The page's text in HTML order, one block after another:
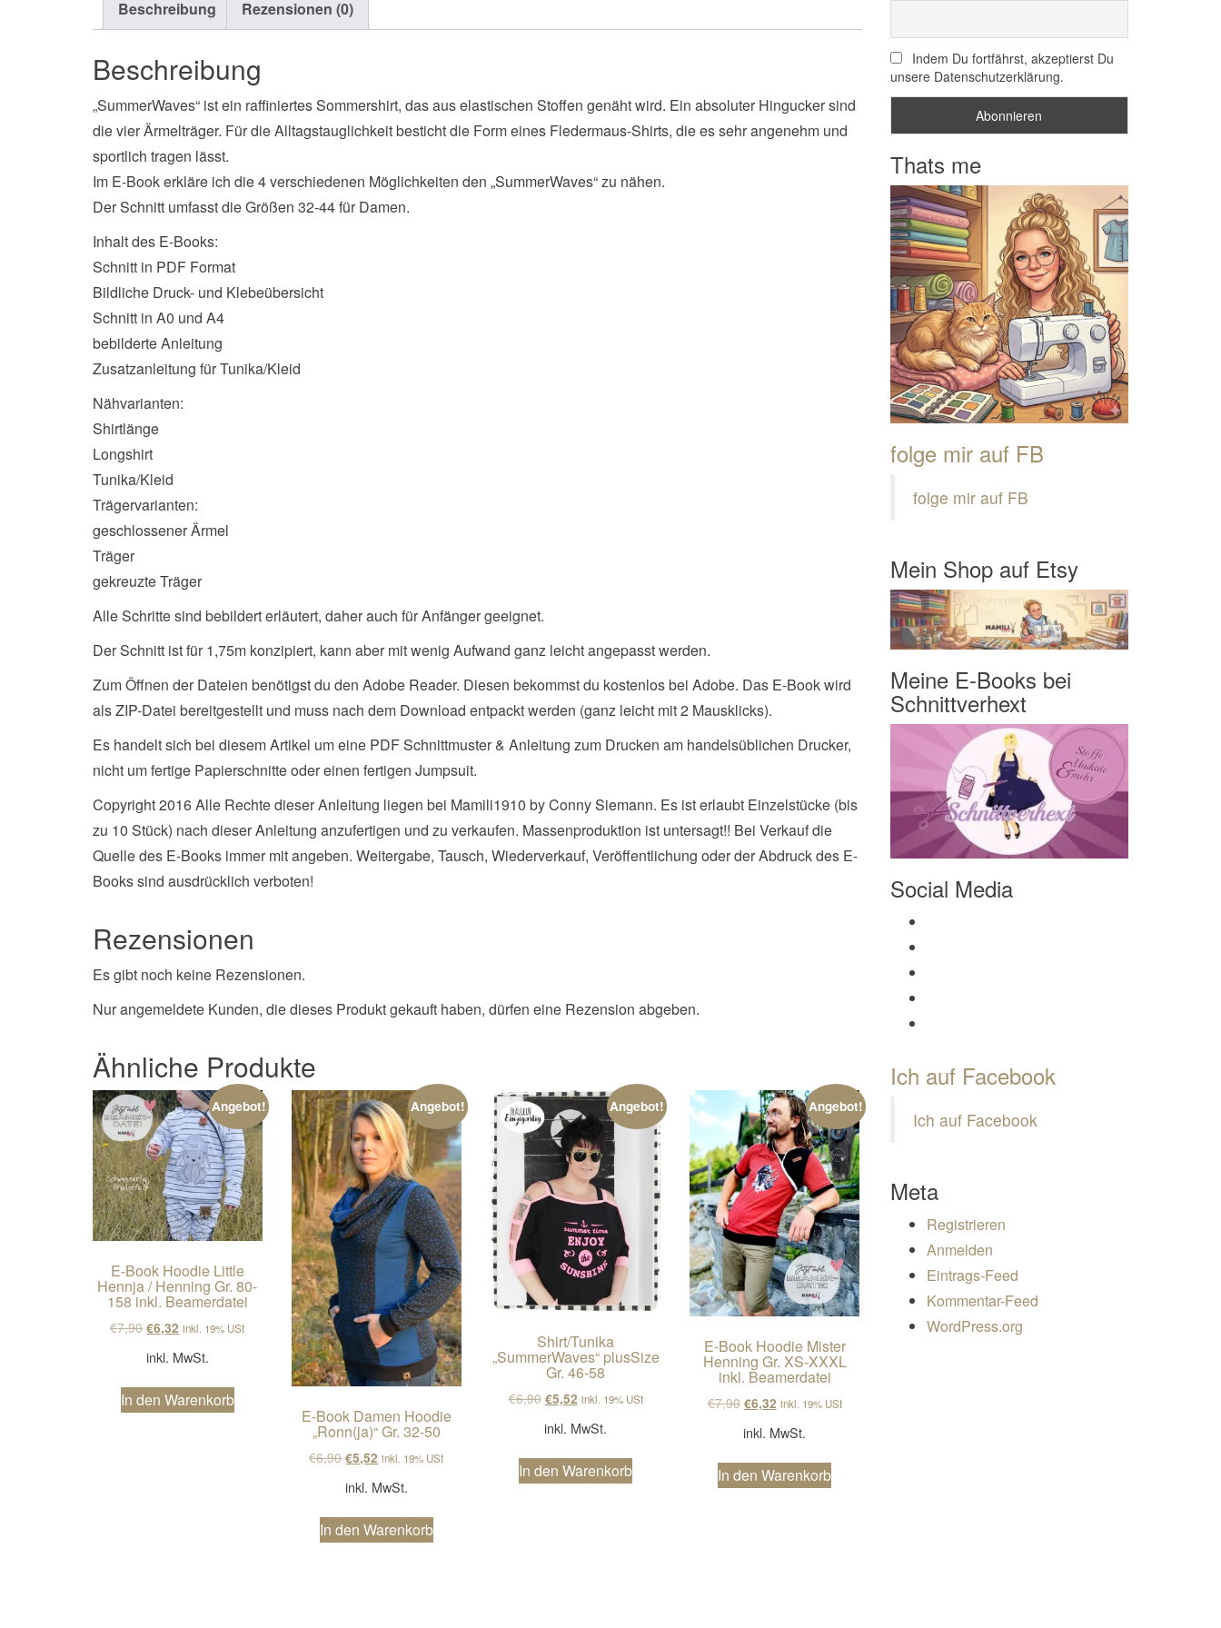
Beschreibung Rezensionen (0)
Beschreibung
„SummerWaves“ ist ein raffiniertes Sommershirt, das aus elastischen Stoffen genäht wird. Ein absoluter Hingucker sind
die vier Ärmelträger. Für die Alltagstauglichkeit besticht die Form eines Fledermaus-Shirts, die es sehr angenehm und
sportlich tragen lässt.
Im E-Book erkläre ich die 4 verschiedenen Möglichkeiten den „SummerWaves“ zu nähen.
Der Schnitt umfasst die Größen 32-44 für Damen.
Inhalt des E-Books:
Schnitt in PDF Format
Bildliche Druck- und Klebeübersicht
Schnitt in A0 und A4
bebilderte Anleitung
Zusatzanleitung für Tunika/Kleid
Nähvarianten:
Shirtlänge
Longshirt
Tunika/Kleid
Trägervarianten:
geschlossener Ärmel
Träger
gekreuzte Träger
Alle Schritte sind bebildert erläutert, daher auch für Anfänger geeignet.
Der Schnitt ist für 1,75m konzipiert, kann aber mit wenig Aufwand ganz leicht angepasst werden.
Zum Öffnen der Dateien benötigst du den Adobe Reader. Diesen bekommst du kostenlos bei Adobe. Das E-Book wird
als ZIP-Datei bereitgestellt und muss nach dem Download entpackt werden (ganz leicht mit 2 Mausklicks).
Es handelt sich bei diesem Artikel um eine PDF Schnittmuster & Anleitung zum Drucken am handelsüblichen Drucker,
nicht um fertige Papierschnitte oder einen fertigen Jumpsuit.
Copyright 2016 Alle Rechte dieser Anleitung liegen bei Mamili1910 by Conny Siemann. Es ist erlaubt Einzelstücke (bis
zu 10 Stück) nach dieser Anleitung anzufertigen und zu verkaufen. Massenproduktion ist untersagt!! Bei Verkauf die
Quelle des E-Books immer mit angeben. Weitergabe, Tausch, Wiederverkauf, Veröffentlichung oder der Abdruck des E-
Books sind ausdrücklich verboten!
Rezensionen
Es gibt noch keine Rezensionen.
Nur angemeldete Kunden, die dieses Produkt gekauft haben, dürfen eine Rezension abgeben.
Ähnliche Produkte
Angebot!
E-Book Hoodie Little
Hennja / Henning Gr. 80-
158 inkl. Beamerdatei
€7,90Ursprünglicher Preis war: €7,90
€6,32 Aktueller Preis ist: €6,32.
inkl. 19% USt
inkl. MwSt.
In den Warenkorb
Angebot!
E-Book Damen Hoodie
„Ronn(ja)“ Gr. 32-50
€6,90Ursprünglicher Preis war: €6,90
€5,52 Aktueller Preis ist: €5,52.
inkl. 19% USt
inkl. MwSt.
In den Warenkorb
Angebot!
Shirt/Tunika
„SummerWaves“ plusSize
Gr. 46-58
€6,90 Ursprünglicher Preis war: €6,90
€5,52Aktueller Preis ist: €5,52.
inkl. 19% USt
inkl. MwSt.
In den Warenkorb
Angebot!
E-Book Hoodie Mister
Henning Gr. XS-XXXL
inkl. Beamerdatei
€7,90 Ursprünglicher Preis war: €7,90
€6,32Aktueller Preis ist: €6,32.
inkl. 19% USt
inkl. MwSt.
In den Warenkorb
Indem Du fortfährst, akzeptierst Du
unsere Datenschutzerklärung.
Thats me
folge mir auf FB
folge mir auf FB
Mein Shop auf Etsy
Meine E-Books bei
Schnittverhext
Social Media
Ich auf Facebook
Ich auf Facebook
Meta
Registrieren
Anmelden
Eintrags-Feed
Kommentar-Feed
WordPress.org